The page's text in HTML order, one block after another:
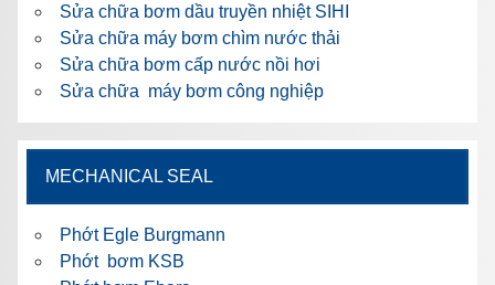
Sửa chữa bơm dầu truyền nhiệt SIHI
Sửa chữa máy bơm chìm nước thải
Sửa chữa bơm cấp nước nồi hơi
Sửa chữa máy bơm công nghiệp
MECHANICAL SEAL
Phớt Egle Burgmann
Phớt bơm KSB